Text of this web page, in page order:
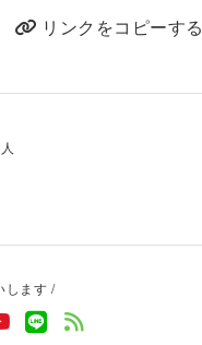
リンクをコピーする
します /